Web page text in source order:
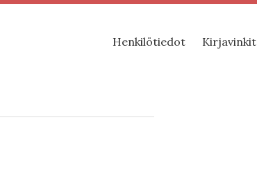
Henkilötiedot Kirjavinkit